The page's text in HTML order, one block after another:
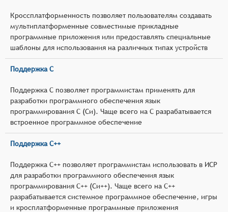
Кроссплатформенность позволяет пользователям создавать
мультиплатформенные совместимые прикладные
программные приложения или предоставлять специальные
шаблоны для использования на различных типах устройств
Поддержка C
Поддержка C позволяет программистам применять для
разработки программного обеспечения язык
программирования C (Си). Чаще всего на C разрабатывается
встроенное программное обеспечение
Поддержка C++
Поддержка C++ позволяет программистам использовать в ИСР
для разработки программного обеспечения язык
программирования C++ (Си++). Чаще всего на C++
разрабатывается системное программное обеспечение, игры
и кросплатформенные программные приложения